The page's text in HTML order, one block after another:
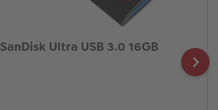
SanDisk Ultra USB 3.0 16GB